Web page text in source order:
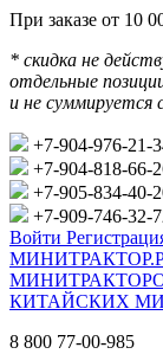
При заказе от 10
* скидка не
отдельные
и не суммируется
+7-904-976-21-
+7-904-818-66-
+7-905-834-40-
+7-909-746-32-
Войти
КИТАЙСКИХ
8 800 77-00-985